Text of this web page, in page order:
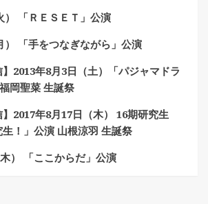
） 「ＲＥＳＥＴ」公演
） 「手をつなぎながら」公演
】2013年8月3日（土）「パジャマドラ
岡聖菜 生誕祭
】2017年8月17日（木） 16期研究生
生！」公演 山根涼羽 生誕祭
） 「ここからだ」公演